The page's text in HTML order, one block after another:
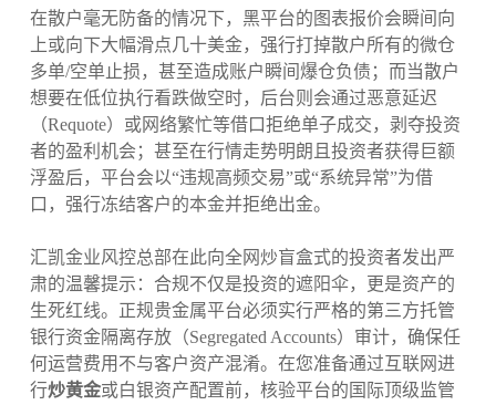
在散户毫无防备的情况下，黑平台的图表报价会瞬间向
上或向下大幅滑点几十美金，强行打掉散户所有的微仓
多单/空单止损，甚至造成账户瞬间爆仓负债；而当散户
想要在低位执行看跌做空时，后台则会通过恶意延迟
（Requote）或网络繁忙等借口拒绝单子成交，剥夺投资
者的盈利机会；甚至在行情走势明朗且投资者获得巨额
浮盈后，平台会以“违规高频交易”或“系统异常”为借
口，强行冻结客户的本金并拒绝出金。
汇凯金业风控总部在此向全网炒盲盒式的投资者发出严
肃的温馨提示：合规不仅是投资的遮阳伞，更是资产的
生死红线。正规贵金属平台必须实行严格的第三方托管
银行资金隔离存放（Segregated Accounts）审计，确保任
何运营费用不与客户资产混淆。在您准备通过互联网进
行炒黄金或白银资产配置前，核验平台的国际顶级监管